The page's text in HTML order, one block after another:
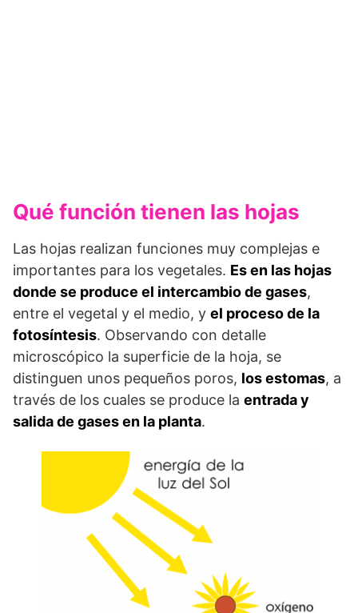
Qué función tienen las hojas
Las hojas realizan funciones muy complejas e
importantes para los vegetales. Es en las hojas
donde se produce el intercambio de gases,
entre el vegetal y el medio, y el proceso de la
fotosíntesis. Observando con detalle
microscópico la superficie de la hoja, se
distinguen unos pequeños poros, los estomas, a
través de los cuales se produce la entrada y
salida de gases en la planta.